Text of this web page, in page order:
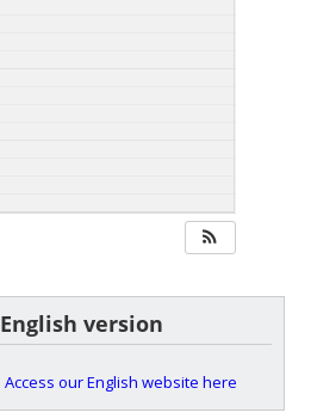
English version
Access our English website here